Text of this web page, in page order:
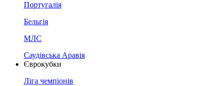
Португалія
Бельгія
МЛС
Саудівська Аравія
Єврокубки
Ліга чемпіонів